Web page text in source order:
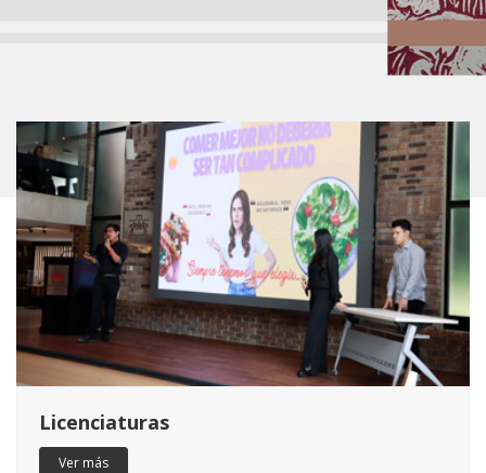
Licenciaturas
Ver más